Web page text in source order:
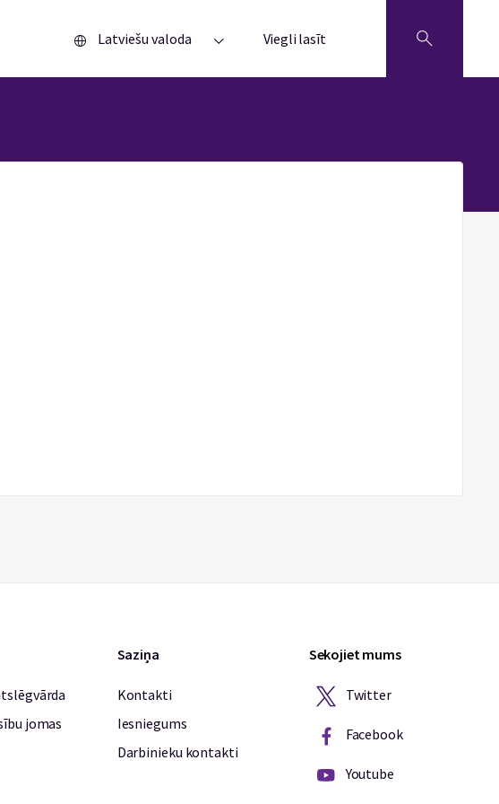
Latviešu valoda Viegli lasīt
jomas
Saziņa
Kontakti
Iesniegums
Darbinieku kontakti
Sekojiet mums
Twitter
Facebook
Youtube